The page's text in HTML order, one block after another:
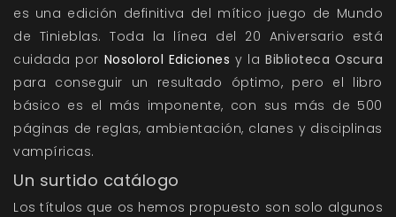
es una edición definitiva del mítico juego de Mundo
de Tinieblas.Toda la línea del 20 Aniversario está
cuidada por Nosolorol Ediciones y laBiblioteca Oscura
para conseguir un resultado óptimo, pero el libro
básico es el más imponente, con sus más de 500
páginas de reglas, ambientación, clanes y disciplinas
vampíricas.
Un surtido catálogo
Los títulos que os hemos propuesto son solo algunos